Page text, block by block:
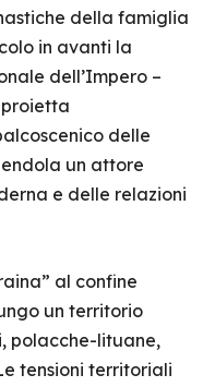
della famiglia
in avanti la
dell’Impero –
delle
un attore
e delle relazioni
al confine
un territorio
polacche-lituane,
tensioni territoriali